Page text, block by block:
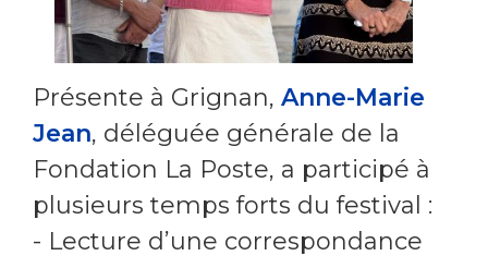
Présente à Grignan, Anne-Marie
Jean, déléguée générale de la
Fondation La Poste, a participé à
plusieurs temps forts du festival :
- Lecture d’une correspondance